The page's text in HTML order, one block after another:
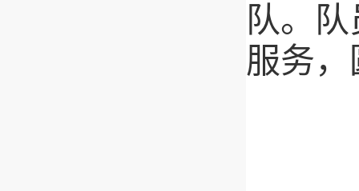
队。
服务